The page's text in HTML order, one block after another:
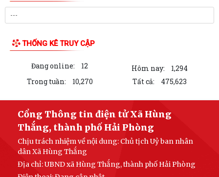
26/6/2026 của UBND thành phố ban hành...
Xã Hùng Thắng công bố các quyết định về công tác cán bộ
Xã Hùng Thắng sơ kết nhiệm vụ phát triển kinh tế - xã hội 6 tháng đầu
HỘI CCB TP HẢI PHÒNG BÀN GIAO KINH PHÍ HỖ TRỢ SỬA CHỮA VÀ
KHÁNH THÀNH NHÀ “NGHĨA TÌNH CỰU CHIẾN...
HĐND xã Hùng Thắng thông qua Nghị quyết về việc sắp xếp, tổ chức lại
các thôn trên địa bàn xã
HĐND xã Hùng Thắng giám sát việc thực hiện pháp luật lao động và
công tác phòng cháy, chữa cháy
Hùng Thắng triển khai làm việc với các thôn về công tác lựa chọn nhân
LIÊN KẾT WEB SITE